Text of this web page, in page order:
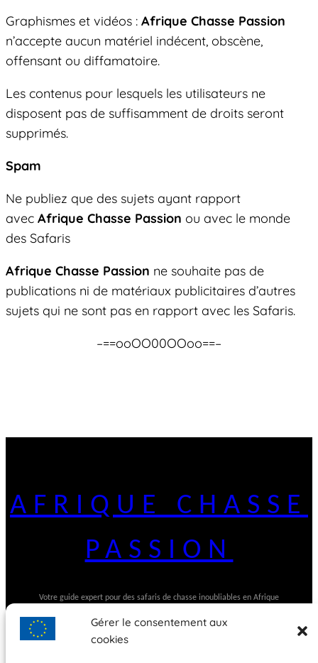
Gérer le consentement aux
cookies
Graphismes et vidéos : Afrique Chasse Passion
n’accepte aucun matériel indécent, obscène,
offensant ou diffamatoire.
Les contenus pour lesquels les utilisateurs ne
disposent pas de suffisamment de droits seront
supprimés.
Spam
Ne publiez que des sujets ayant rapport
avec Afrique Chasse Passion ou avec le monde
des Safaris
Afrique Chasse Passion ne souhaite pas de
publications ni de matériaux publicitaires d’autres
sujets qui ne sont pas en rapport avec les Safaris.
–==ooOO00OOoo==–
AFRIQUE CHASSE
PASSION
Votre guide expert pour des safaris de chasse inoubliables en Afrique